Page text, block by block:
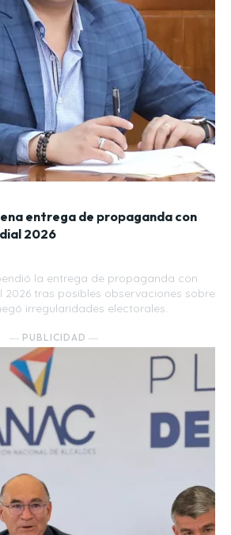
entrega de propaganda con
2026
la entrega de propaganda con
2026 tras posibles observaciones sobre
irregularidades electorales.
― PUBLICIDAD ―